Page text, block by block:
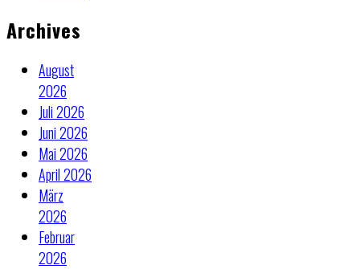
Archives
August
2026
Juli 2026
Juni 2026
Mai 2026
April 2026
März
2026
Februar
2026